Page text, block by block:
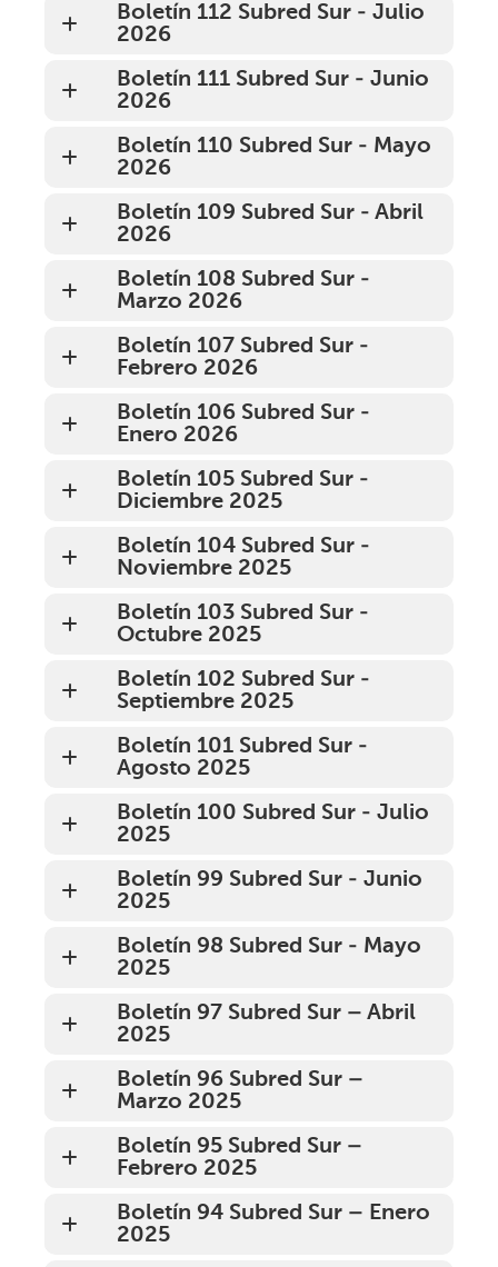
Boletín 112 Subred Sur - Julio
2026
Boletín 111 Subred Sur - Junio
2026
Boletín 110 Subred Sur - Mayo
2026
Boletín 109 Subred Sur - Abril
2026
Boletín 108 Subred Sur -
Marzo 2026
Boletín 107 Subred Sur -
Febrero 2026
Boletín 106 Subred Sur -
Enero 2026
Boletín 105 Subred Sur -
Diciembre 2025
Boletín 104 Subred Sur -
Noviembre 2025
Boletín 103 Subred Sur -
Octubre 2025
Boletín 102 Subred Sur -
Septiembre 2025
Boletín 101 Subred Sur -
Agosto 2025
Boletín 100 Subred Sur - Julio
2025
Boletín 99 Subred Sur - Junio
2025
Boletín 98 Subred Sur - Mayo
2025
Boletín 97 Subred Sur – Abril
2025
Boletín 96 Subred Sur –
Marzo 2025
Boletín 95 Subred Sur –
Febrero 2025
Boletín 94 Subred Sur – Enero
2025